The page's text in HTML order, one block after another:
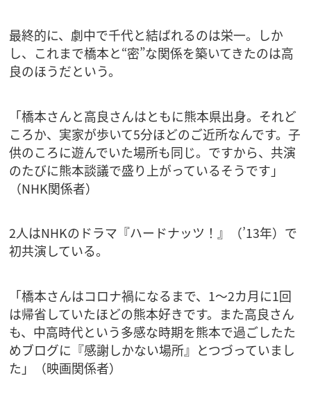
最終的に、劇中で千代と結ばれるのは栄一。しか
し、これまで橋本と“密”な関係を築いてきたのは高
良のほうだという。
「橋本さんと高良さんはともに熊本県出身。それど
ころか、実家が歩いて5分ほどのご近所なんです。子
供のころに遊んでいた場所も同じ。ですから、共演
のたびに熊本談議で盛り上がっているそうです」
（NHK関係者）
2人はNHKのドラマ『ハードナッツ！』（’13年）で
初共演している。
「橋本さんはコロナ禍になるまで、1～2カ月に1回
は帰省していたほどの熊本好きです。また高良さん
も、中高時代という多感な時期を熊本で過ごしたた
めブログに『感謝しかない場所』とつづっていまし
た」（映画関係者）